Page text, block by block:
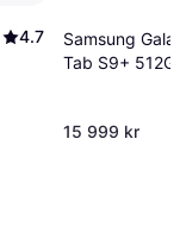
4.7
Samsung
Tab S9+
15 999 kr